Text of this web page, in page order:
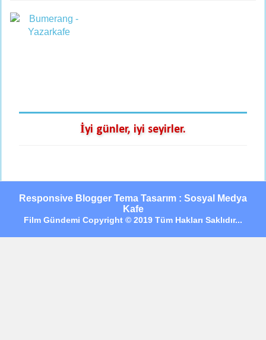
İyi günler, iyi seyirler.
Responsive Blogger Tema Tasarım : Sosyal Medya
Kafe
Film Gündemi Copyright © 2019 Tüm Hakları Saklıdır...